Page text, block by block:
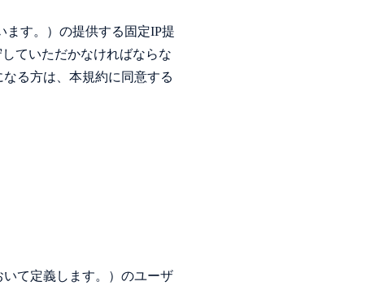
ます。）の提供する固定IP提
ていただかなければならな
る方は、本規約に同意する
て定義します。）のユーザ